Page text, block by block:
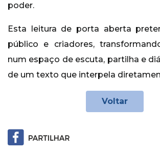
poder.
Esta leitura de porta aberta
público e criadores,
num espaço de escuta, partilha e
de um texto que interpela
Voltar